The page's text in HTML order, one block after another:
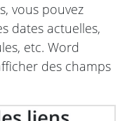
vous pouvez
dates actuelles,
etc. Word
des champs